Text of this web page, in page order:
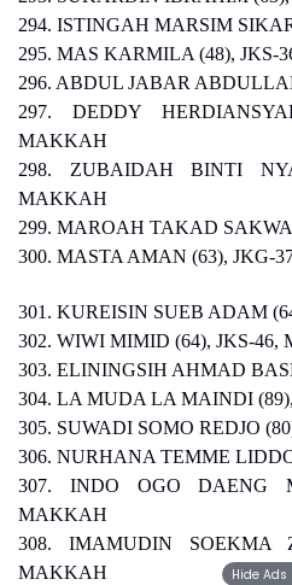
294. ISTINGAH MARSIM
295. MAS KARMILA (48), JKS-
296. ABDUL JABAR
297. DEDDY
MAKKAH
298. ZUBAIDAH BINTI
MAKKAH
299. MAROAH TAKAD
300. MASTA AMAN (63), JKG-
301. KUREISIN SUEB ADAM
302. WIWI MIMID (64), JKS-46,
303. ELININGSIH AHMAD
304. LA MUDA LA MAINDI
305. SUWADI SOMO REDJO
306. NURHANA TEMME
307. INDO OGO DAENG
MAKKAH
308. IMAMUDIN SOEKMA
MAKKAH
Hide Ads